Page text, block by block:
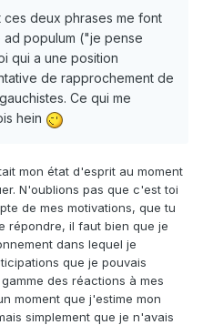
ces deux phrases me font
populum ("je pense
qui a une position
de rapprochement de
Ce qui me
hein
mon état d'esprit au moment
N'oublions pas que c'est toi
de mes motivations, que tu
répondre, il faut bien que je
dans lequel je
que je pouvais
des réactions à mes
moment que j'estime mon
simplement que je n'avais